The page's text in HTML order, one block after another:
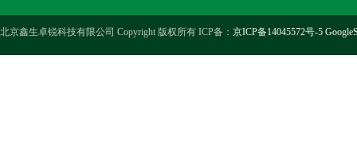
北京鑫生卓锐科技有限公司 Copyright 版权所有 ICP备： 京ICP备14045572号-5